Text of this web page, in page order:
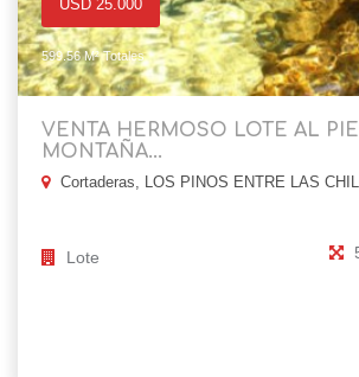
USD 25.000
599.56 M² Totales
VENTA HERMOSO LOTE AL
MONTAÑA...
Cortaderas, LOS PINOS ENTRE LAS
Lote